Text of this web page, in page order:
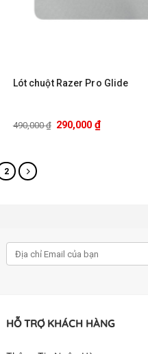
Lót chuột Razer Pro Glide
490,000₫ 290,000 ₫
2
HỖ TRỢ KHÁCH HÀNG